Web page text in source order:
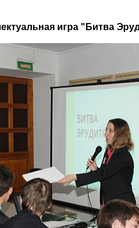
игра "Битва